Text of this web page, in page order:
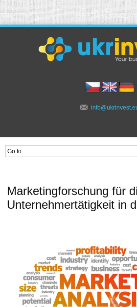
Marketingforschung für
Unternehmertätigkeit in